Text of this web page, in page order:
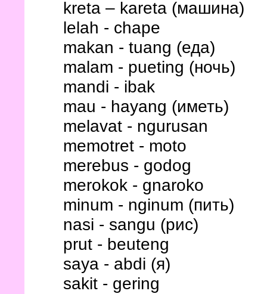
kreta – kareta (машина)
lelah - chape
makan - tuang (еда)
malam - pueting (ночь)
mandi - ibak
mau - hayang (иметь)
melavat - ngurusan
memotret - moto
merebus - godog
merokok - gnaroko
minum - nginum (пить)
nasi - sangu (рис)
prut - beuteng
saya - abdi (я)
sakit - gering